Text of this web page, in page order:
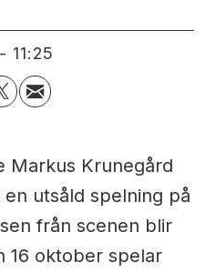
11:25
Markus Krunegård
utsåld spelning på
från scenen blir
16 oktober spelar